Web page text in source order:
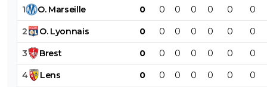
1 O. Marseille 0 0 0 0 0 0 0
2 O. Lyonnais 0 0 0 0 0 0 0
3 Brest 0 0 0 0 0 0 0
4 Lens 0 0 0 0 0 0 0